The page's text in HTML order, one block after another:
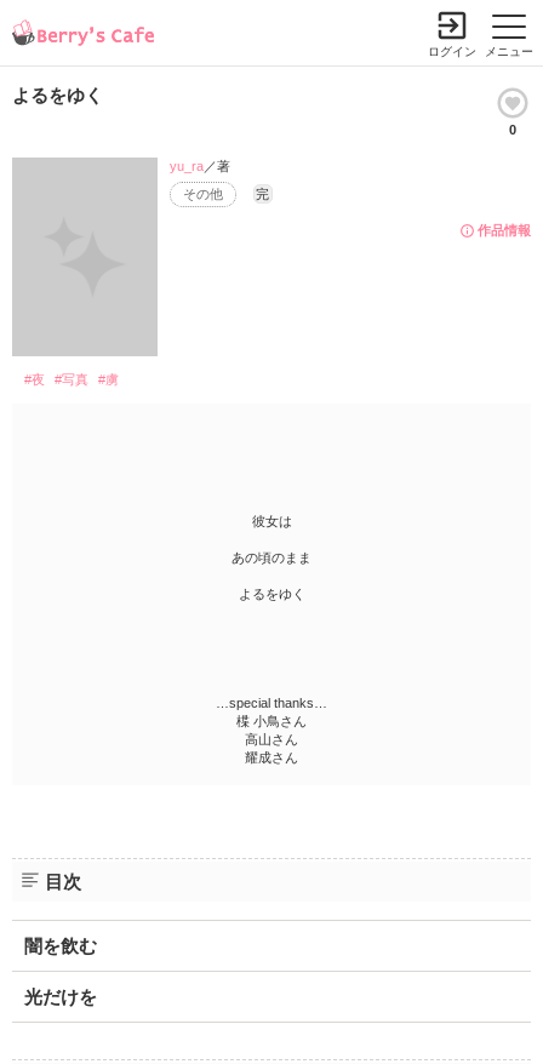
メニュー
ログイン
よるをゆく
0
作品情報
その他 完
yu_ra／著
#夜 #写真 #虜
彼女は
あの頃のまま
よるをゆく
…special thanks…
楪 小鳥さん
高山さん
耀成さん
目次
闇を飲む
光だけを